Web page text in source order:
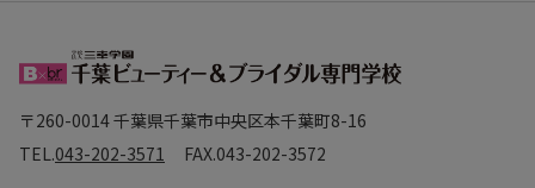
〒260-0014 千葉県千葉市中央区本千葉町8-16
TEL.043-202-3571 FAX.043-202-3572